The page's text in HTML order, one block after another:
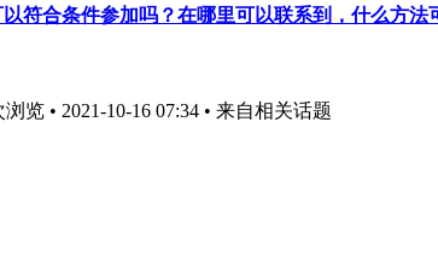
符合条件参加吗？在哪里可以联系到，什么方法
览 • 2021-10-16 07:34 • 来自相关话题